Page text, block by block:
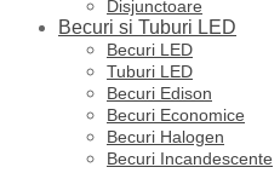
Disjunctoare
Becuri si Tuburi LED
Becuri LED
Tuburi LED
Becuri Edison
Becuri Economice
Becuri Halogen
Becuri Incandescente